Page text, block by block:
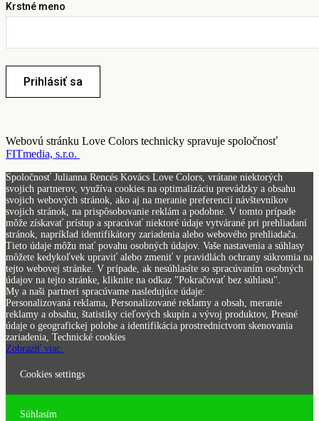
Krstné meno
Prihlásiť sa
Webovú stránku Love Colors technicky spravuje spoločnosť
FITmedia, s.r.o.
Spoločnosť Julianna Rencés Kovács Love Colors, vrátane niektorých
svojich partnerov, využíva cookies na optimalizáciu prevádzky a obsahu
svojich webových stránok, ako aj na meranie preferencií návštevníkov
svojich stránok, na prispôsobovanie reklám a podobne. V tomto prípade
môže získavať prístup a spracúvať niektoré údaje vytvárané pri prehliadaní
stránok, napríklad identifikátory zariadenia alebo webového prehliadača.
Tieto údaje môžu mať povahu osobných údajov. Vaše nastavenia a súhlasy
môžete kedykoľvek upraviť alebo zmeniť v pravidlách ochrany súkromia na
tejto webovej stránke. V prípade, ak nesúhlasíte so spracúvaním osobných
údajov na tejto stránke, kliknite na odkaz "Pokračovať bez súhlasu".
My a naši partneri spracúvame nasledujúce údaje:
Personalizovaná reklama, Personalizované reklamy a obsah, meranie
reklamy a obsahu, štatistiky cieľových skupín a vývoj produktov, Presné
údaje o geografickej polohe a identifikácia prostredníctvom skenovania
zariadenia, Technické cookies
Zobraziť viac.
Cookies settings
Súhlasím